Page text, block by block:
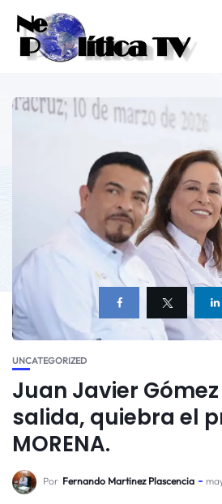
UNCATEGORIZED
Juan Javier
salida, quiebra el
MORENA.
Por Fernando Martinez Plascencia